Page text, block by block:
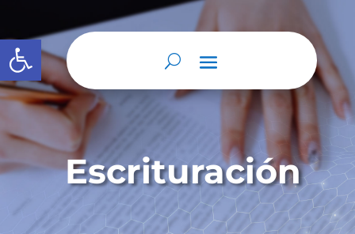
Abrir barra de herramientas
Escrituración